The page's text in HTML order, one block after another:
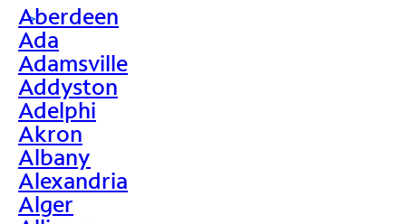
>
Aberdeen
Ada
Adamsville
Addyston
Adelphi
Akron
Albany
Alexandria
Alger